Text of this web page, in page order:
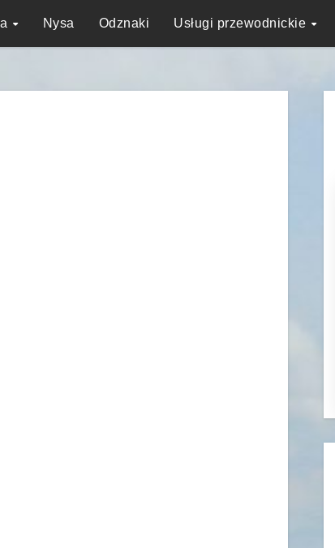
Nysa Odznaki Usługi przewodnickie